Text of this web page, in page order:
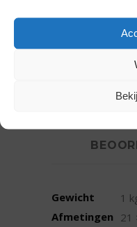
Gewicht
1
Afmetingen 21